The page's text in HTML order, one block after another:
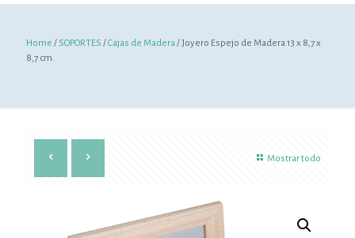
Home / SOPORTES /Cajas de Madera/ Joyero Espejo de Madera 13 x 8,7 x
8,7 cm.
Mostrar todo